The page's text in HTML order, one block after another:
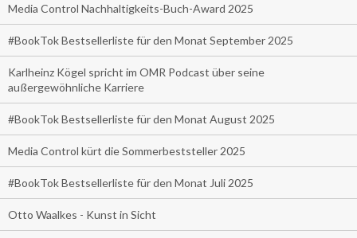
Media Control Nachhaltigkeits-Buch-Award 2025
#BookTok Bestsellerliste für den Monat September 2025
Karlheinz Kögel spricht im OMR Podcast über seine
außergewöhnliche Karriere
#BookTok Bestsellerliste für den Monat August 2025
Media Control kürt die Sommerbeststeller 2025
#BookTok Bestsellerliste für den Monat Juli 2025
Otto Waalkes - Kunst in Sicht